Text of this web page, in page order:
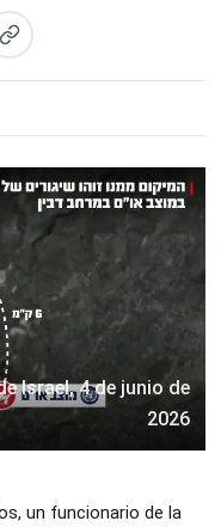
en WhatsApp
Copiar enlace
Israel, 4 de junio de
2026
un funcionario de la